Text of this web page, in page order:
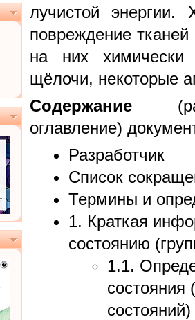
лучистой энергии.
повреждение тканей
на них химически
щёлочи, некоторые
Содержание
оглавление)
Разработчик
Список
Термины и
1. Краткая
состоянию
1.1.
состояния
состояний)